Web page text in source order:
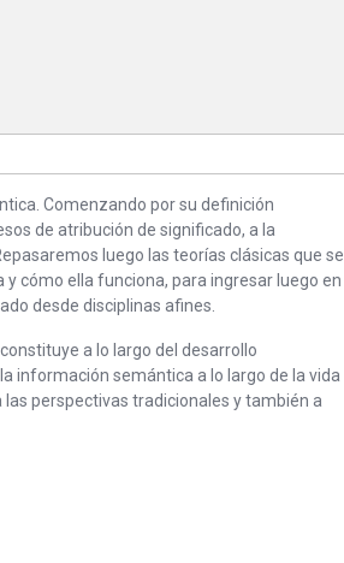
Comenzando por su definición
de atribución de significado, a la
luego las teorías clásicas que se
cómo ella funciona, para ingresar luego en
desde disciplinas afines.
a lo largo del desarrollo
información semántica a lo largo de la vida
perspectivas tradicionales y también a